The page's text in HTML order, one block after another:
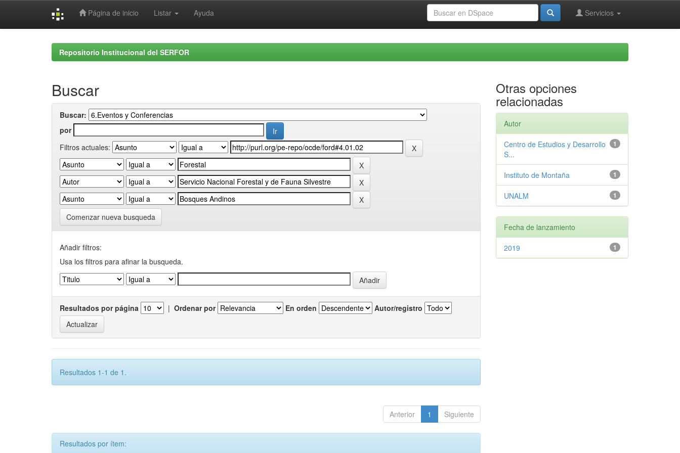
Página de inicio Listar Ayuda Servicios
Repositorio Institucional del SERFOR
Buscar
Buscar:
por
Filtros actuales:
Comenzar nueva busqueda
Añadir filtros:
Usa los filtros para afinar la busqueda.
Resultados por página | Ordenar por En orden Autor/registro
Resultados 1-1 de 1.
Anterior 1 Siguiente
Resultados por ítem:
Otras opciones
relacionadas
Autor
1
Centro de Estudios y Desarrollo
S...
1
Instituto de Montaña
1
UNALM
Fecha de lanzamiento
1
2019